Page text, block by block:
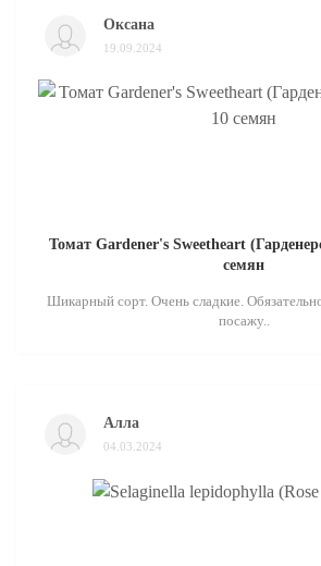
Оксана
19.09.2024
Томат Gardener's Sweetheart
семян
Шикарный сорт. Очень сладкие.
посажу..
Алла
04.03.2024